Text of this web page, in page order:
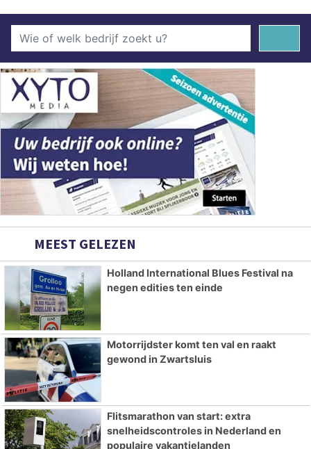
MEEST GELEZEN
Holland International Blues Festival na
negen edities ten einde
Motorrijdster komt ten val en raakt
gewond in Zwartsluis
Flitsmarathon van start: extra
snelheidscontroles in Nederland en
populaire vakantielanden